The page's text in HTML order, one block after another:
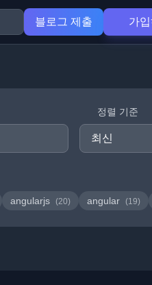
블로그 제출 가입
정렬 기준
angularjs (20) angular (19)